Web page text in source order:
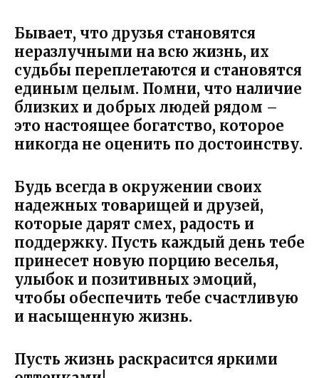
Бывает, что друзья становятся
неразлучными на всю жизнь, их
судьбы переплетаются и становятся
единым целым. Помни, что наличие
близких и добрых людей рядом –
это настоящее богатство, которое
никогда не оценить по достоинству.
Будь всегда в окружении своих
надежных товарищей и друзей,
которые дарят смех, радость и
поддержку. Пусть каждый день тебе
принесет новую порцию веселья,
улыбок и позитивных эмоций,
чтобы обеспечить тебе счастливую
и насыщенную жизнь.
Пусть жизнь раскрасится яркими